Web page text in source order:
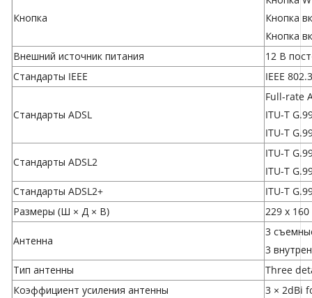
Кнопка
Кнопка
Кнопка
Внешний источник питания
12 В
Стандарты IEEE
IEEE
Стандарты ADSL
Full-rate
ITU-T
ITU-T
Стандарты ADSL2
ITU-T
ITU-T
Стандарты ADSL2+
ITU-T
Размеры (Ш × Д × В)
229 x
Антенна
3
3
Тип антенны
Three
Коэффициент усиления антенны
3 × 2dBi